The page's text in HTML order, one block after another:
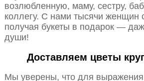
возлюбленную, маму, сестру,
коллегу. С нами тысячи женщин
получая букеты в подарок —
души!
Доставляем цветы
Мы уверены, что для выражения